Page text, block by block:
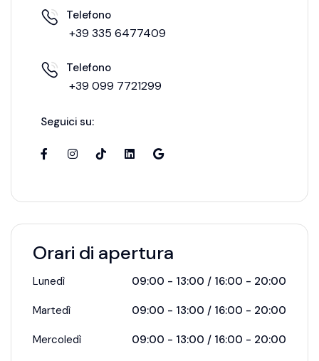
Telefono
+39 335 6477409
Telefono
+39 099 7721299
Seguici su:
Orari di apertura
Lunedì 09:00 - 13:00 / 16:00 - 20:00
Martedì 09:00 - 13:00 / 16:00 - 20:00
Mercoledì 09:00 - 13:00 / 16:00 - 20:00